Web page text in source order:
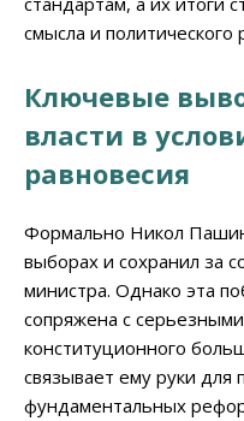
смысла и политического
Ключевые
власти в
равновесия
Формально Никол
выборах и сохранил за
министра. Однако эта
сопряжена с
конституционного
связывает ему руки
фундаментальных